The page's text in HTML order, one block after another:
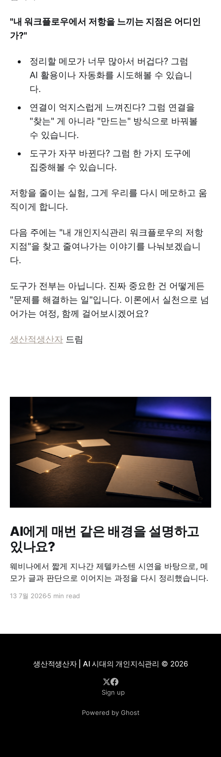
"내 워크플로우에서 저항을 느끼는 지점은 어디인
가?"
정리할 메모가 너무 많아서 버겁다? 그럼
AI 활용이나 자동화를 시도해볼 수 있습니
다.
연결이 억지스럽게 느껴진다? 그럼 연결을
"찾는" 게 아니라 "만드는" 방식으로 바꿔볼
수 있습니다.
도구가 자꾸 바뀐다? 그럼 한 가지 도구에
집중해볼 수 있습니다.
저항을 줄이는 실험, 그게 우리를 다시 메모하고 움
직이게 합니다.
다음 주에는 "내 개인지식관리 워크플로우의 저항
지점"을 찾고 줄여나가는 이야기를 나눠보겠습니
다.
도구가 전부는 아닙니다. 진짜 중요한 건 어떻게든
"문제를 해결하는 일"입니다. 이론에서 실천으로 넘
어가는 여정, 함께 걸어보시겠어요?
생산적생산자 드림
AI에게 매번 같은 배경을 설명하고
있나요?
웨비나에서 짧게 지나간 제텔카스텐 시연을 바탕으로, 메
모가 글과 판단으로 이어지는 과정을 다시 정리했습니다.
13 7월 2026 5 min read
생산적생산자 | AI 시대의 개인지식관리 © 2026
Sign up
Powered by Ghost